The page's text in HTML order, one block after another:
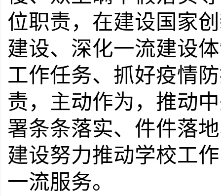
位职责，在建设国家
建设、深化一流建设
工作任务、抓好疫情
责，主动作为，推动
署条条落实、件件落
建设努力推动学校工
一流服务。